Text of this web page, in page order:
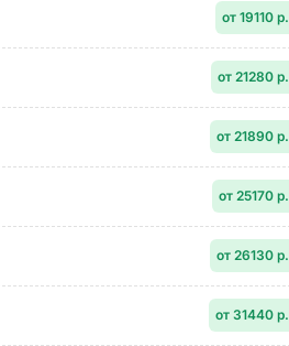
от 19110 р.
от 21280 р.
от 21890 р.
от 25170 р.
от 26130 р.
от 31440 р.